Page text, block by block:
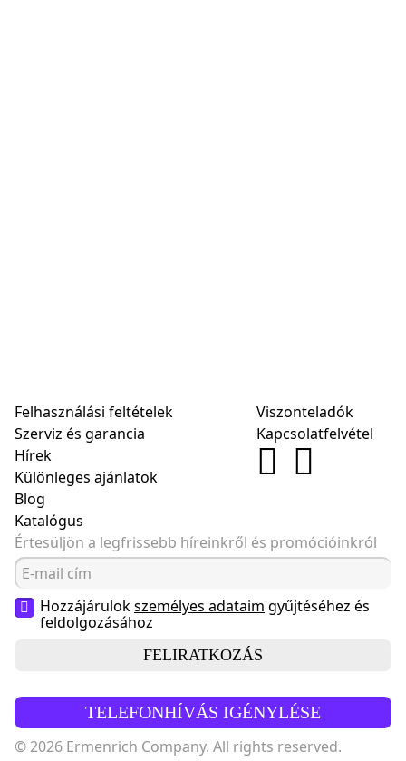
Felhasználási feltételek
Szerviz és garancia
Hírek
Különleges ajánlatok
Blog
Katalógus
Viszonteladók
Kapcsolatfelvétel
Értesüljön a legfrissebb híreinkről és promócióinkról
Hozzájárulokszemélyes adataim gyűjtéséhez és
feldolgozásához
FELIRATKOZÁS
TELEFONHÍVÁS IGÉNYLÉSE
© 2026 Ermenrich Company. All rights reserved.